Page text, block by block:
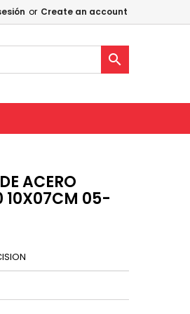
or Create an account

ACERO
10X07CM 05-